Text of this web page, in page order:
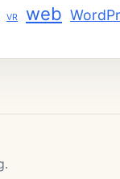
VR web